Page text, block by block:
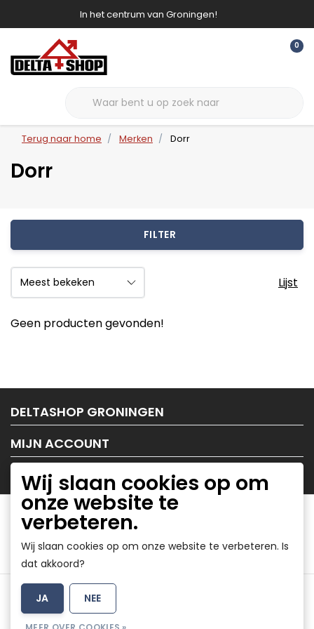
In het centrum van Groningen!
0
Terug naar home Merken Dorr
Dorr
FILTER
Lijst
Geen producten gevonden!
DELTASHOP GRONINGEN
MIJN ACCOUNT
KLANTENSERVICE
Algemene voorwaarden
Sitemap
Wij slaan cookies op om
onze website te
verbeteren.
Wij slaan cookies op om onze website te verbeteren. Is
dat akkoord?
JA NEE